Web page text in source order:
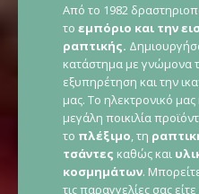
Από το 1982
το εμπόριο και την
ραπτικής.
κατάστημα με γνώμονα
εξυπηρέτηση και την
μας. Το ηλεκτρονικό
μεγάλη ποικιλία
το πλέξιμο , τη
τσάντες καθώς και
κοσμημάτων.
τις παραγγελίες σας